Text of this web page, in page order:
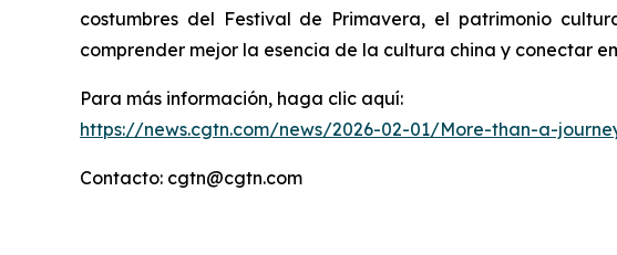
costumbres del Festival de Primavera, el patrimonio
comprender mejor la esencia de la cultura china y conectar
Para más información, haga clic aquí:
https://news.cgtn.com/news/2026-02-01/More-than-a-
Contacto: cgtn@cgtn.com